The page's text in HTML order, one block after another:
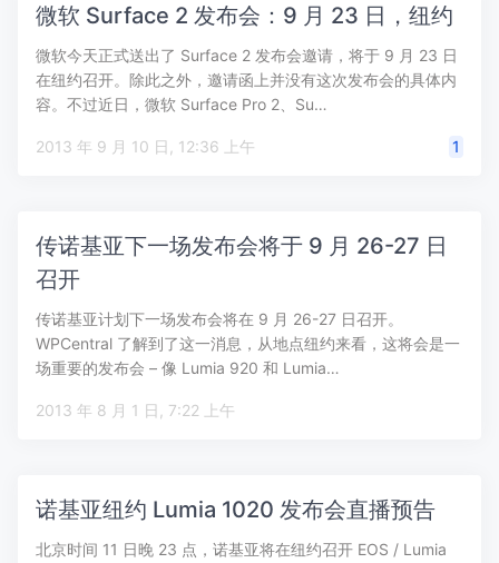
微软 Surface 2 发布会：9 月 23 日，纽约
微软今天正式送出了 Surface 2 发布会邀请，将于 9 月 23 日
在纽约召开。除此之外，邀请函上并没有这次发布会的具体内
容。不过近日，微软 Surface Pro 2、Su…
2013 年 9 月 10 日, 12:36 上午 1
传诺基亚下一场发布会将于 9 月 26-27 日
召开
传诺基亚计划下一场发布会将在 9 月 26-27 日召开。
WPCentral 了解到了这一消息，从地点纽约来看，这将会是一
场重要的发布会 – 像 Lumia 920 和 Lumia…
2013 年 8 月 1 日, 7:22 上午
诺基亚纽约 Lumia 1020 发布会直播预告
北京时间 11 日晚 23 点，诺基亚将在纽约召开 EOS / Lumia